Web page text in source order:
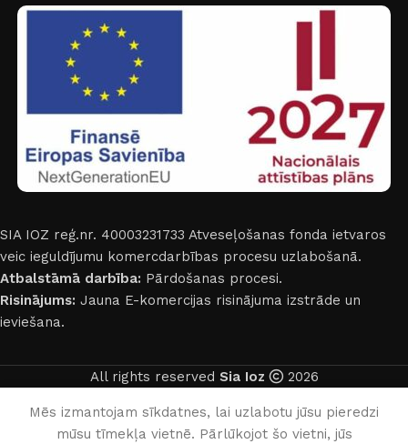
SIA IOZ reģ.nr. 40003231733 Atveseļošanas fonda ietvaros
veic ieguldījumu komercdarbības procesu uzlabošanā.
Atbalstāmā darbība: Pārdošanas procesi.
Risinājums: Jauna E-komercijas risinājuma izstrāde un
ieviešana.
All rights reserved Sia Ioz 2026
Mēs izmantojam sīkdatnes, lai uzlabotu jūsu pieredzi
mūsu tīmekļa vietnē. Pārlūkojot šo vietni, jūs
Latviešu